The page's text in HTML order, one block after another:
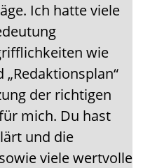
Ich hatte viele
wie
„Redaktionsplan“
der richtigen
mich. Du hast
und die
viele wertvolle